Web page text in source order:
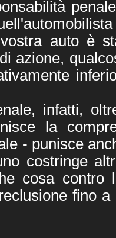
auto è
azione,
infatti,
la
- punisce
costringe
cosa contro
fino